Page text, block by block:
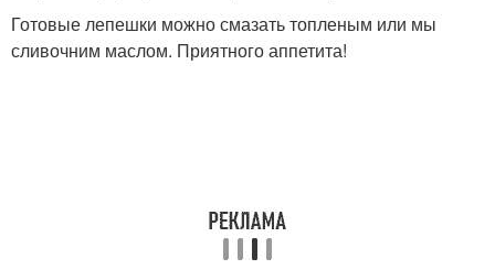
Готовые лепешки можно смазать топленым или мы
сливочним маслом. Приятного аппетита!